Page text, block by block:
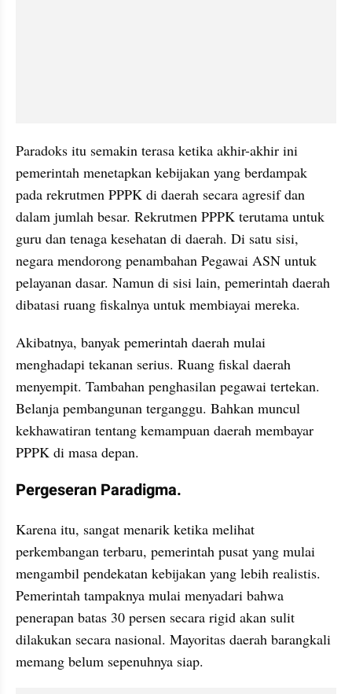
Paradoks itu semakin terasa ketika akhir-akhir ini
pemerintah menetapkan kebijakan yang berdampak
pada rekrutmen PPPK di daerah secara agresif dan
dalam jumlah besar. Rekrutmen PPPK terutama untuk
guru dan tenaga kesehatan di daerah. Di satu sisi,
negara mendorong penambahan Pegawai ASN untuk
pelayanan dasar. Namun di sisi lain, pemerintah daerah
dibatasi ruang fiskalnya untuk membiayai mereka.
Akibatnya, banyak pemerintah daerah mulai
menghadapi tekanan serius. Ruang fiskal daerah
menyempit. Tambahan penghasilan pegawai tertekan.
Belanja pembangunan terganggu. Bahkan muncul
kekhawatiran tentang kemampuan daerah membayar
PPPK di masa depan.
Pergeseran Paradigma.
Karena itu, sangat menarik ketika melihat
perkembangan terbaru, pemerintah pusat yang mulai
mengambil pendekatan kebijakan yang lebih realistis.
Pemerintah tampaknya mulai menyadari bahwa
penerapan batas 30 persen secara rigid akan sulit
dilakukan secara nasional. Mayoritas daerah barangkali
memang belum sepenuhnya siap.